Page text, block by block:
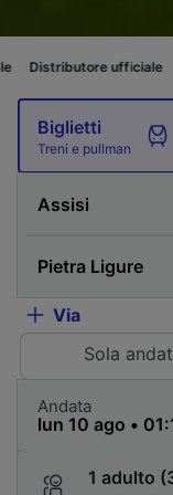
ufficiale
Biglietti
Treni e pullman
Via
Sola
Andata
1 adulto